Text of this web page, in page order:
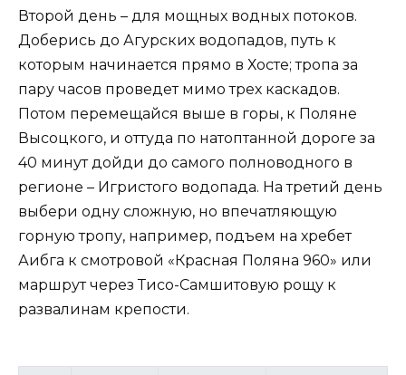
Второй день – для мощных водных потоков.
Доберись до Агурских водопадов, путь к
которым начинается прямо в Хосте; тропа за
пару часов проведет мимо трех каскадов.
Потом перемещайся выше в горы, к Поляне
Высоцкого, и оттуда по натоптанной дороге за
40 минут дойди до самого полноводного в
регионе – Игристого водопада. На третий день
выбери одну сложную, но впечатляющую
горную тропу, например, подъем на хребет
Аибга к смотровой «Красная Поляна 960» или
маршрут через Тисо-Самшитовую рощу к
развалинам крепости.